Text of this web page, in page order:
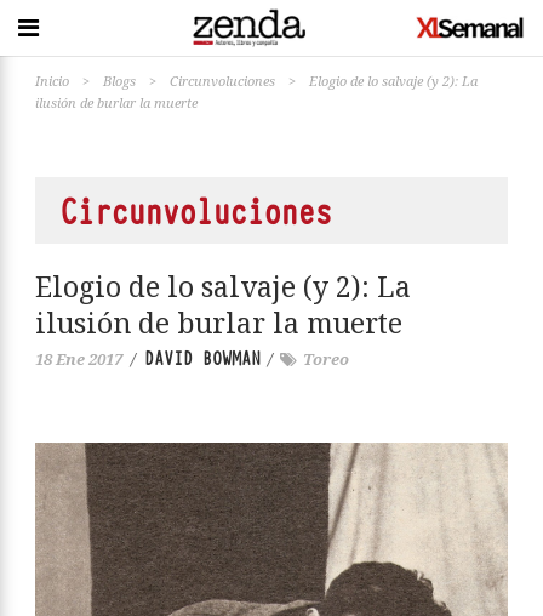
Inicio > Blogs > Circunvoluciones >
Elogio de lo salvaje (y 2): La
ilusión de burlar la muerte
Circunvoluciones
Elogio de lo salvaje (y 2): La
ilusión de burlar la muerte
18 Ene 2017 / DAVID BOWMAN / Toreo